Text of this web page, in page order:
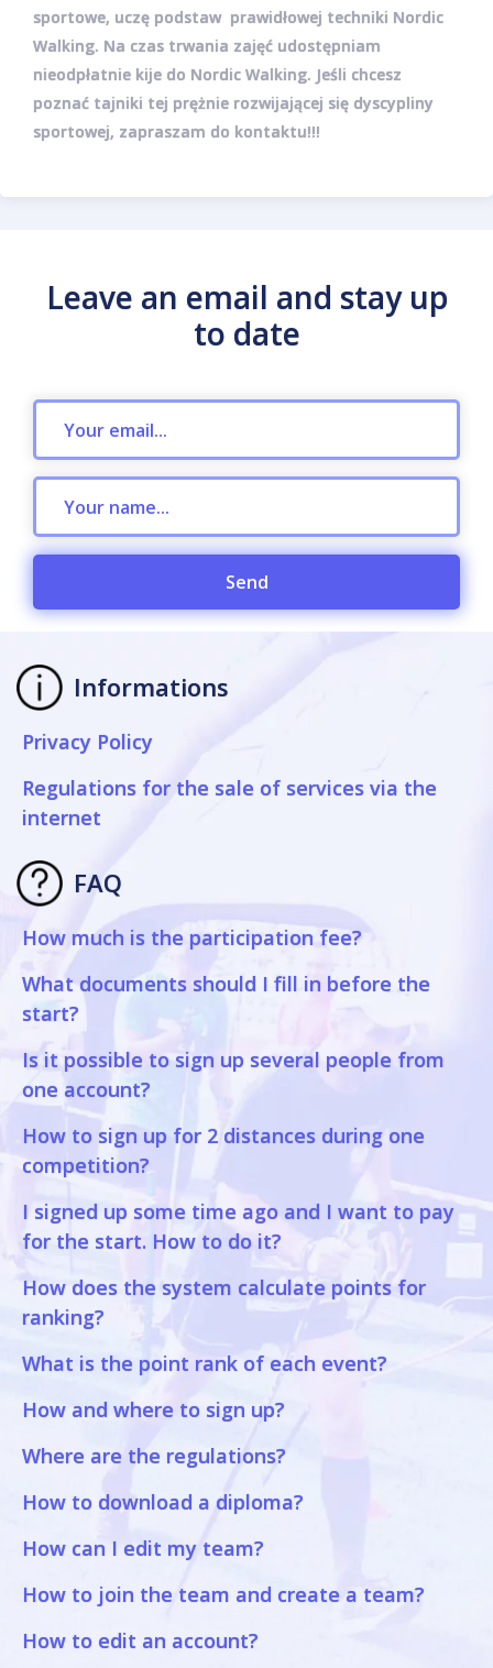
sportowe, uczę podstaw prawidłowej techniki Nordic
Walking. Na czas trwania zajęć udostępniam
nieodpłatnie kije do Nordic Walking. Jeśli chcesz
poznać tajniki tej prężnie rozwijającej się dyscypliny
sportowej, zapraszam do kontaktu!!!
Leave an email and stay up
to date
Send
Informations
Privacy Policy
Regulations for the sale of services via the
internet
FAQ
How much is the participation fee?
What documents should I fill in before the
start?
Is it possible to sign up several people from
one account?
How to sign up for 2 distances during one
competition?
I signed up some time ago and I want to pay
for the start. How to do it?
How does the system calculate points for
ranking?
What is the point rank of each event?
How and where to sign up?
Where are the regulations?
How to download a diploma?
How can I edit my team?
How to join the team and create a team?
How to edit an account?